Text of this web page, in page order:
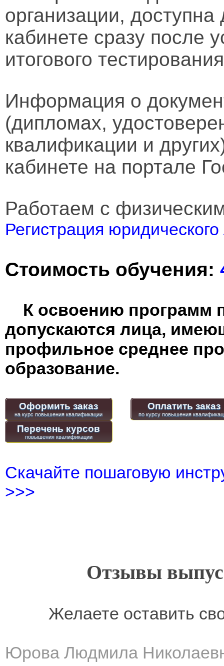
организации,
кабинете сразу после
итогового
Информация о
(дипломах,
квалификации и
кабинете на портале
Работаем с
Регистрация
Стоимость обучения:
К освоению программ
допускаются лица,
профильное среднее
образование.
Оформить заказ Оплатить заказ
Перечень курсов
повышения квалификации
Скачайте пошаговую
>>>
Отзывы
Желаете оставить
Юрова Людмила